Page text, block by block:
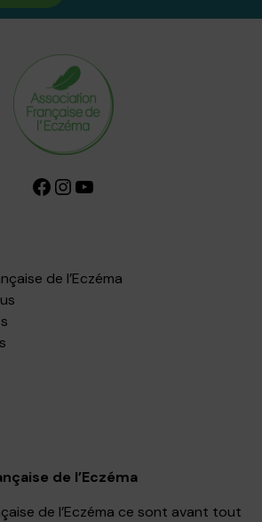
Facebook InstagramYouTube
de l’Eczéma
de l’Eczéma
de l’Eczéma ce sont avant tout